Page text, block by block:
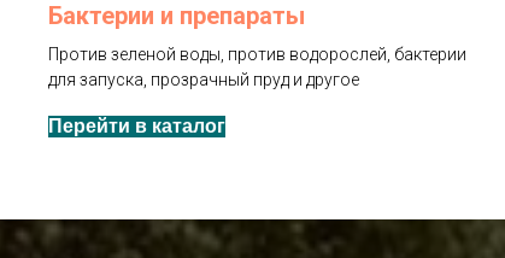
Бактерии и препараты
Против зеленой воды, против водорослей, бактерии
для запуска, прозрачный пруд и другое
Перейти в каталог